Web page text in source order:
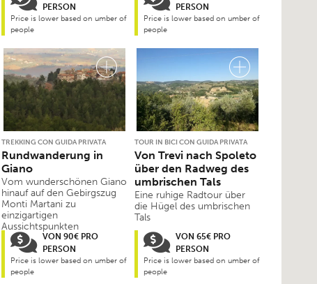
PERSON
Price is lower based on umber of
people
PERSON
Price is lower based on umber of
people
TREKKING CON GUIDA PRIVATA
Rundwanderung in
Giano
Vom wunderschönen Giano
hinauf auf den Gebirgszug
Monti Martani zu
einzigartigen
Aussichtspunkten
VON 90€ PRO
PERSON
Price is lower based on umber of
people
TOUR IN BICI CON GUIDA PRIVATA
Von Trevi nach Spoleto
über den Radweg des
umbrischen Tals
Eine ruhige Radtour über
die Hügel des umbrischen
Tals
VON 65€ PRO
PERSON
Price is lower based on umber of
people